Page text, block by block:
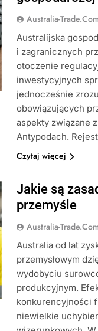
Australia-Trade.com
Australijska
i zagranicznych
otoczenie
inwestycyjnych
jednocześnie
obowiązujących
aspekty związane
Antypodach.
Czytaj więcej
Jakie są
przemyśle
Australia-Trade.com
Australia od lat
przemysłowym
wydobyciu
produkcyjnym.
konkurencyjności
niewielkie